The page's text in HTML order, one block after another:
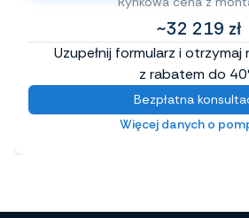
~32 219 zł
Uzupełnij formularz i
z rabatem do
Bezpłatna
Więcej danych o